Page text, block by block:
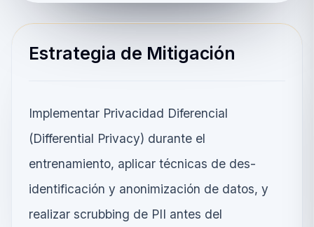
Estrategia de Mitigación
Implementar Privacidad Diferencial
(Differential Privacy) durante el
entrenamiento, aplicar técnicas de des-
identificación y anonimización de datos, y
realizar scrubbing de PII antes del